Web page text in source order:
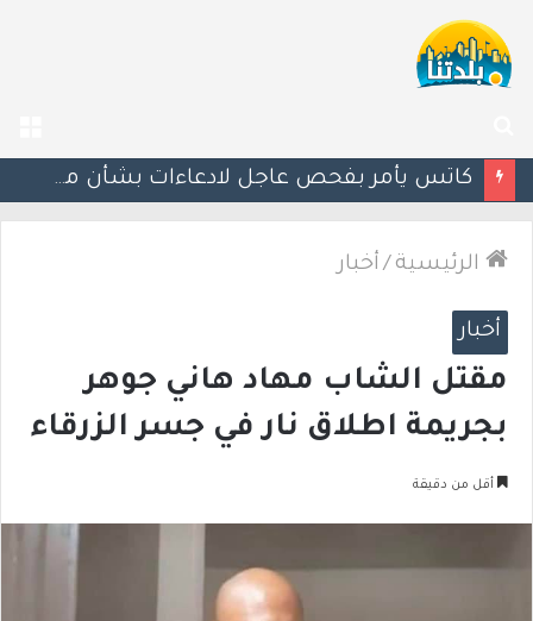
عن
إستعدوا : موجة حر جديدة تضرب البلاد
الرئيسية / أخبار
أخبار
مقتل الشاب مهاد هاني جوهر
بجريمة اطلاق نار في جسر الزرقاء
أقل من دقيقة